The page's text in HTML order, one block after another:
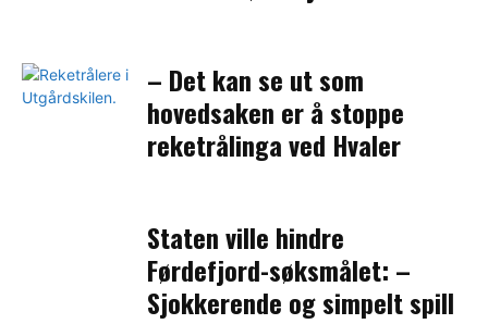
– Det kan se ut som
hovedsaken er å stoppe
reketrålinga ved Hvaler
Staten ville hindre
Førdefjord-søksmålet: –
Sjokkerende og simpelt spill